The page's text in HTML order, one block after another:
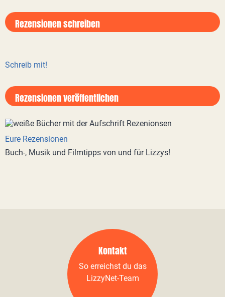
Rezensionen schreiben
Schreib mit!
Rezensionen veröffentlichen
Eure Rezensionen
Buch-, Musik und Filmtipps von und für Lizzys!
Kontakt
So erreichst du das
LizzyNet-Team